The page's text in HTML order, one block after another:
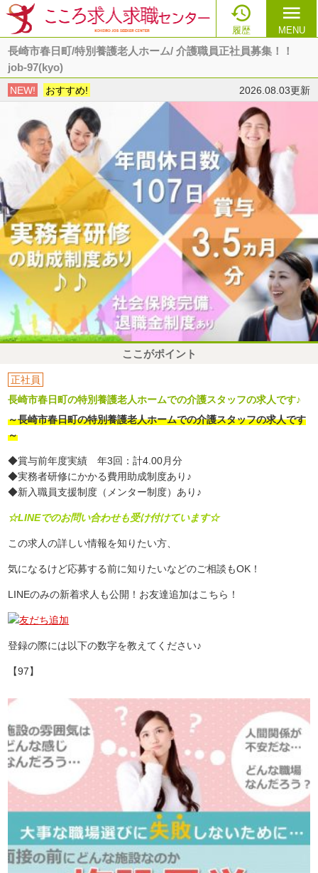

履歴
menu
MENU
長崎市春日町/特別養護老人ホーム/ 介護職員正社員募集！！
job-97(kyo)
NEW! おすすめ! 2026.08.03更新
ここがポイント
正社員
長崎市春日町の特別養護老人ホームでの介護スタッフの求人です♪
～長崎市春日町の特別養護老人ホームでの介護スタッフの求人です
～
◆賞与前年度実績 年3回：計4.00月分
◆実務者研修にかかる費用助成制度あり♪
◆新入職員支援制度（メンター制度）あり♪
☆LINEでのお問い合わせも受け付けています☆
この求人の詳しい情報を知りたい方、
気になるけど応募する前に知りたいなどのご相談もOK！
LINEのみの新着求人も公開！お友達追加はこちら！
登録の際には以下の数字を教えてください♪
【97】